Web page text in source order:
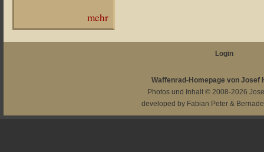
mehr
Login
Waffenrad-Homepage von Josef
Photos und Inhalt © 2008-2026
developed by Fabian Peter &